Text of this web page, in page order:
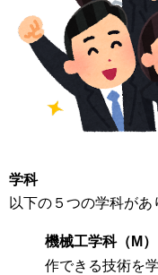
学科
以下の５つの学科があ
機械工学科（M）
作できる技術を学